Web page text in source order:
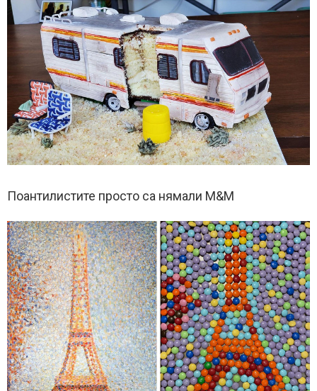
Поантилистите просто са нямали M&M